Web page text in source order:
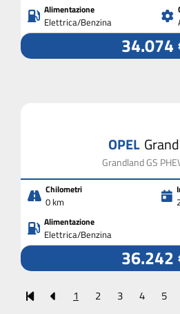
Alimentazione
Elettrica/Benzina
34.074
OPEL
Grandland GS
Chilometri
0 km
Alimentazione
Elettrica/Benzina
36.242
1 2 3 4 5